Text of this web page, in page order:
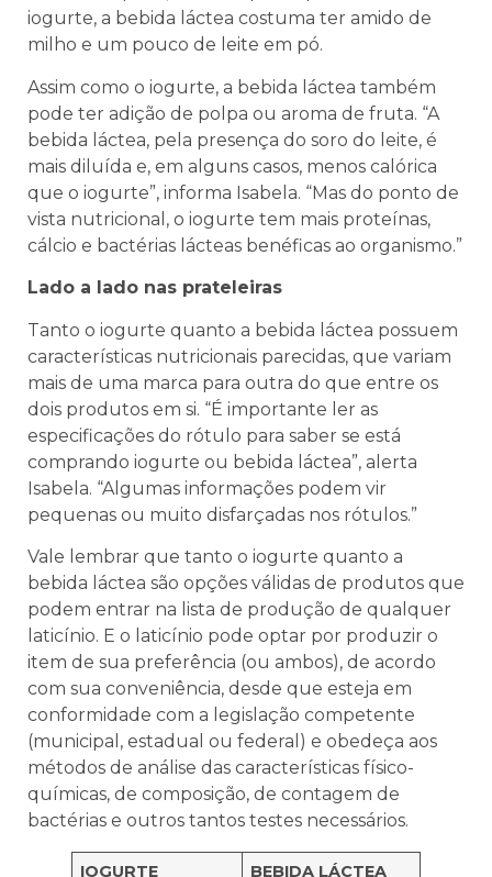
iogurte, a bebida láctea costuma ter amido de
milho e um pouco de leite em pó.
Assim como o iogurte, a bebida láctea também
pode ter adição de polpa ou aroma de fruta. “A
bebida láctea, pela presença do soro do leite, é
mais diluída e, em alguns casos, menos calórica
que o iogurte”, informa Isabela. “Mas do ponto de
vista nutricional, o iogurte tem mais proteínas,
cálcio e bactérias lácteas benéficas ao organismo.”
Lado a lado nas prateleiras
Tanto o iogurte quanto a bebida láctea possuem
características nutricionais parecidas, que variam
mais de uma marca para outra do que entre os
dois produtos em si. “É importante ler as
especificações do rótulo para saber se está
comprando iogurte ou bebida láctea”, alerta
Isabela. “Algumas informações podem vir
pequenas ou muito disfarçadas nos rótulos.”
Vale lembrar que tanto o iogurte quanto a
bebida láctea são opções válidas de produtos que
podem entrar na lista de produção de qualquer
laticínio. E o laticínio pode optar por produzir o
item de sua preferência (ou ambos), de acordo
com sua conveniência, desde que esteja em
conformidade com a legislação competente
(municipal, estadual ou federal) e obedeça aos
métodos de análise das características físico-
químicas, de composição, de contagem de
bactérias e outros tantos testes necessários.
IOGURTE
BEBIDA LÁCTEA